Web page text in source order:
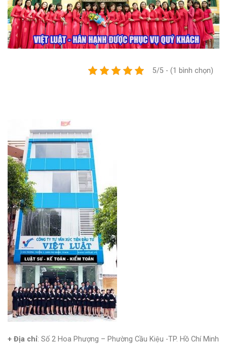
5/5 - (1 bình chọn)
+ Địa chỉ: Số 2 Hoa Phượng – Phường Cầu Kiệu -TP. Hồ Chí Minh